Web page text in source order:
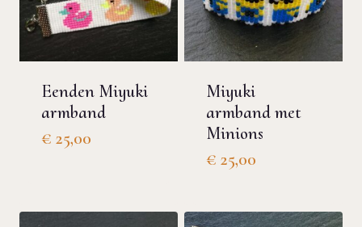
Eenden Miyuki
armband
€ 25,00
Miyuki
armband met
Minions
€ 25,00